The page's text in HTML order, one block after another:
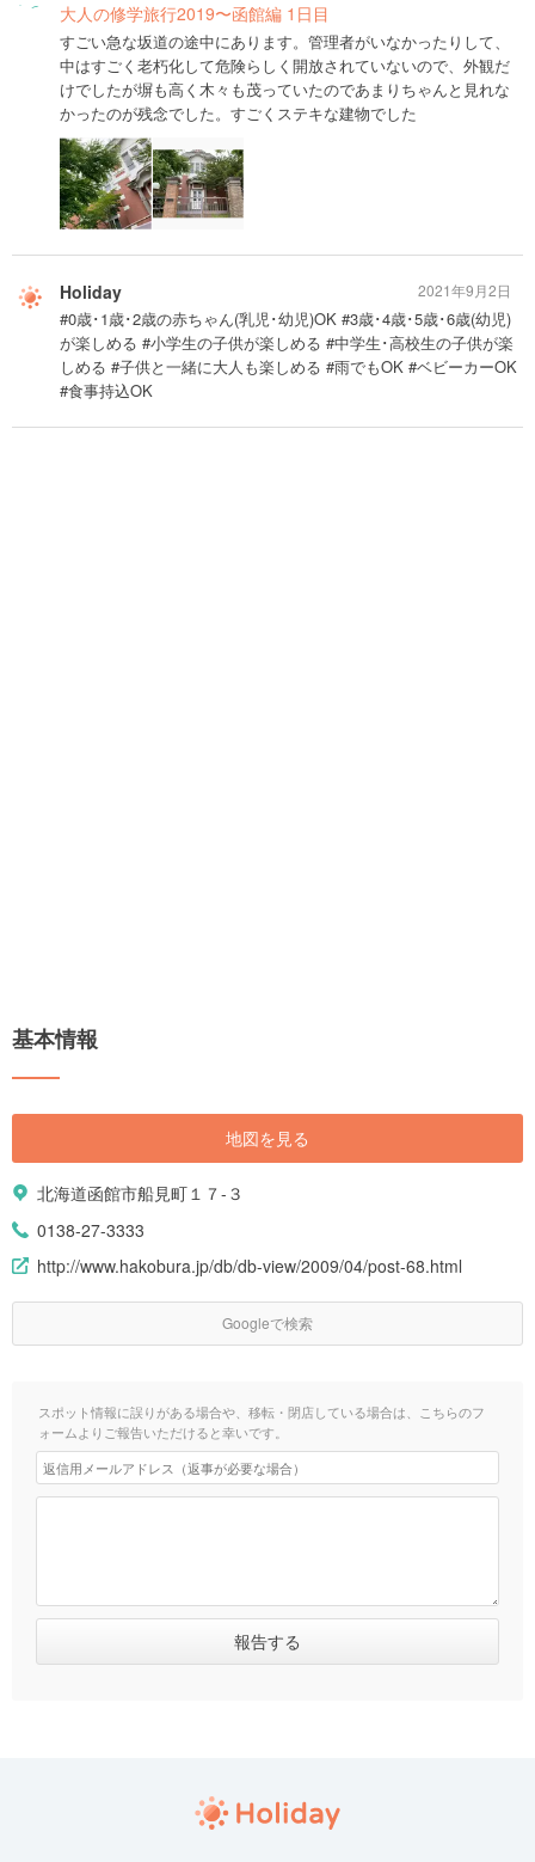
大人の修学旅行2019〜函館編 1日目
すごい急な坂道の途中にあります。管理者がいなかったりして、
中はすごく老朽化して危険らしく開放されていないので、外観だ
けでしたが塀も高く木々も茂っていたのであまりちゃんと見れな
かったのが残念でした。すごくステキな建物でした
Holiday
#0歳･1歳･2歳の赤ちゃん(乳児･幼児)OK #3歳･4歳･5歳･6歳(幼児)
が楽しめる #小学生の子供が楽しめる #中学生･高校生の子供が楽
しめる #子供と一緒に大人も楽しめる #雨でもOK #ベビーカーOK
#食事持込OK
2021年9月2日
基本情報
地図を見る
北海道函館市船見町１７-３
0138-27-3333
http://www.hakobura.jp/db/db-view/2009/04/post-68.html
Googleで検索
スポット情報に誤りがある場合や、移転・閉店している場合は、こちらのフ
ォームよりご報告いただけると幸いです。